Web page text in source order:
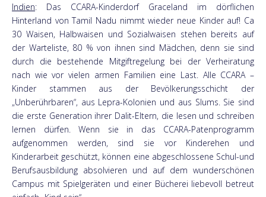
Indien: Das CCARA-Kinderdorf Graceland im dörflichen
Hinterland von Tamil Nadu nimmt wieder neue Kinder auf! Ca
30 Waisen, Halbwaisen und Sozialwaisen stehen bereits auf
der Warteliste, 80 % von ihnen sind Mädchen, denn sie sind
durch die bestehende Mitgiftregelung bei der Verheiratung
nach wie vor vielen armen Familien eine Last. Alle CCARA –
Kinder stammen aus der Bevölkerungsschicht der
„Unberührbaren“, aus Lepra-Kolonien und aus Slums. Sie sind
die erste Generation ihrer Dalit-Eltern, die lesen und schreiben
lernen dürfen. Wenn sie in das CCARA-Patenprogramm
aufgenommen werden, sind sie vor Kinderehen und
Kinderarbeit geschützt, können eine abgeschlossene Schul-und
Berufsausbildung absolvieren und auf dem wunderschönen
Campus mit Spielgeräten und einer Bücherei liebevoll betreut